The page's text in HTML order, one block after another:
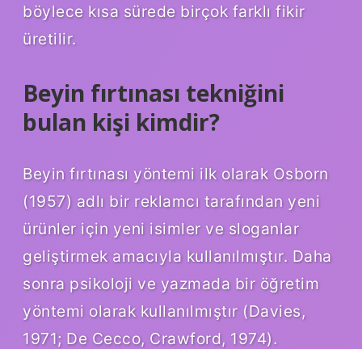
böylece kısa sürede birçok farklı fikir
üretilir.
Beyin fırtınası tekniğini
bulan kişi kimdir?
Beyin fırtınası yöntemi ilk olarak Osborn
(1957) adlı bir reklamcı tarafından yeni
ürünler için yeni isimler ve sloganlar
geliştirmek amacıyla kullanılmıştır. Daha
sonra psikoloji ve yazmada bir öğretim
yöntemi olarak kullanılmıştır (Davies,
1971; De Cecco, Crawford, 1974).